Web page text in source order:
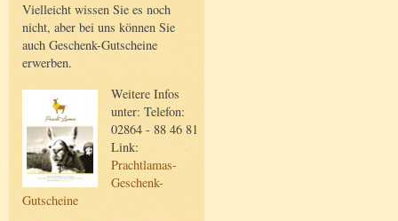
Vielleicht wissen Sie es noch
nicht, aber bei uns können Sie
auch Geschenk-Gutscheine
erwerben.
Weitere Infos
unter: Telefon:
02864 - 88 46 81
Link:
Prachtlamas-
Geschenk-
Gutscheine